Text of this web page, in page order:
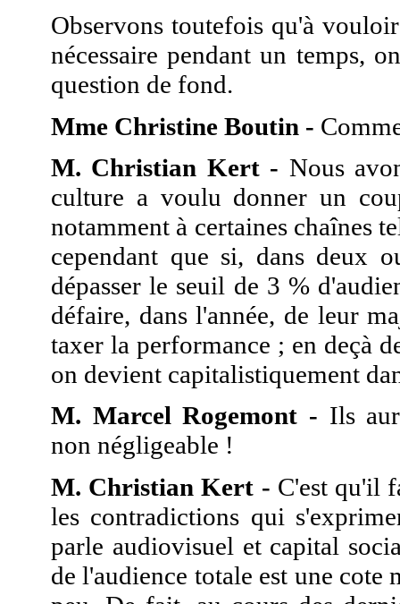
Observons toutefois qu'à
nécessaire pendant un temps,
question de fond.
Mme Christine Boutin -
M. Christian Kert - Nous
culture a voulu donner un
notamment à certaines chaînes
cependant que si, dans deux
dépasser le seuil de 3 %
défaire, dans l'année, de leur
taxer la performance ; en deçà
on devient capitalistiquement
M. Marcel Rogemont - Ils
non négligeable !
M. Christian Kert - C'est qu'il
les contradictions qui
parle audiovisuel et capital
de l'audience totale est une